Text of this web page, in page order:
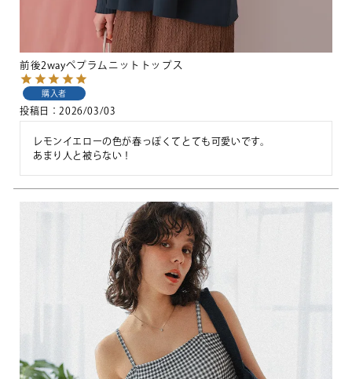
前後2wayペプラムニットトップス
購入者
投稿日 2026/03/03
レモンイエローの色が春っぽくてとても可愛いです。
あまり人と被らない！